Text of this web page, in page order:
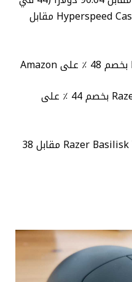
المائة) ، بينما يتوفر Hyperspeed Casilisk V3 X مقابل
احصل على Razer Basilisk V3 Pro بخصم 44 ٪ على
احصل على Razer Basilisk V3 X Hyperspeed مقابل 38